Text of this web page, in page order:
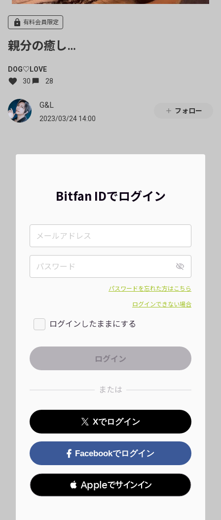
有料会員限定
親分の癒し…
DOG♡LOVE
30
28
G&L
2023/03/24 14:00
フォロー
Bitfan IDでログイン
パスワードを忘れた方はこちら
ログインできない場合
ログインしたままにする
または
Xでログイン
Facebookでログイン
 Appleでサインイン